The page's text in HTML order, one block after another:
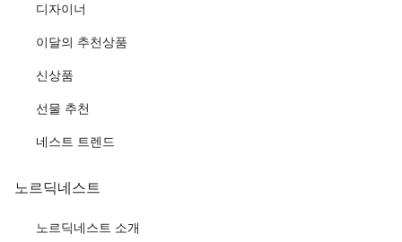
디자이너
이달의 추천상품
신상품
선물 추천
네스트 트렌드
노르딕네스트
노르딕네스트 소개